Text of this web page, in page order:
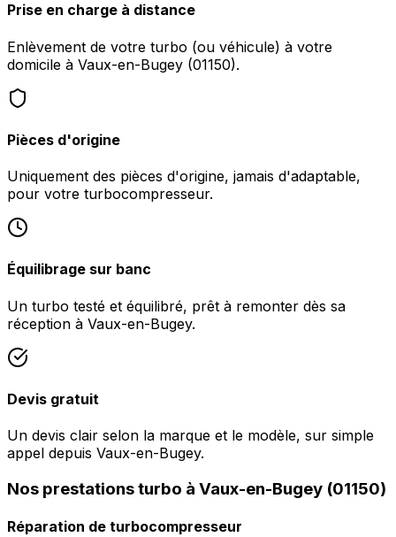
Prise en charge à distance
Enlèvement de votre turbo (ou véhicule) à votre
domicile à Vaux-en-Bugey (01150).
Pièces d'origine
Uniquement des pièces d'origine, jamais d'adaptable,
pour votre turbocompresseur.
Équilibrage sur banc
Un turbo testé et équilibré, prêt à remonter dès sa
réception à Vaux-en-Bugey.
Devis gratuit
Un devis clair selon la marque et le modèle, sur simple
appel depuis Vaux-en-Bugey.
Nos prestations turbo à Vaux-en-Bugey (01150)
Réparation de turbocompresseur